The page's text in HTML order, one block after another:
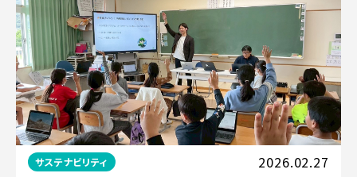
サステナビリティ 2026.02.27